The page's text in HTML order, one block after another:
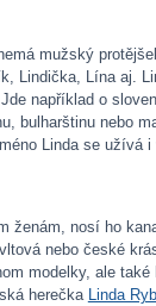
mužský
Lindička, Lína aj.
například o
bulharštinu nebo
Linda se užívá
ženám, nosí ho
nebo české
modelky, ale
herečka Linda